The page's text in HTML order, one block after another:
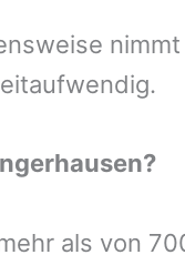
?
als von